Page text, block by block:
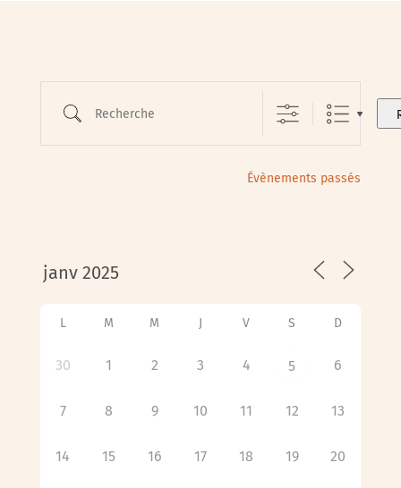
Évènements passés
L M M J V S D
30 1 2 3 4 5 6
7 8 9 10 11 12 13
14 15 16 17 18 19 20